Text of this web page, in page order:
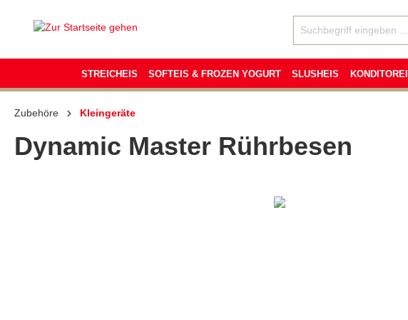
STREICHEIS SOFTEIS & FROZEN YOGURT SLUSHEIS KONDITOREI
Zubehöre Kleingeräte
Dynamic Master Rührbesen